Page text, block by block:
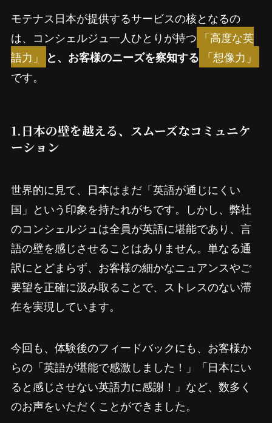
モテナス日本が提供するサービスの核となるの
は、コンシェルジュ一人ひとりが持つ 「高度な英
語力」
と、お客様のニーズを察知する
「想像力」
です。
1.日本の壁を越える、スムーズなコミュニケ
ーション
世界的に見て、日本はまだ「英語が通じにくい
国」という印象を持たれがちです。しかし、弊社
のコンシェルジュは全員が英語に堪能であり、言
語の壁を感じさせることはありません。単なる通
訳にとどまらず、お客様の細かなニュアンスやご
要望を正確に汲み取ることで、ストレスのない滞
在を実現しています。
今回も、体験後のフィードバックにも、お客様か
らの「英語が堪能で感激しました！」「日本にい
ると感じさせない英語力に感謝！」など、数多く
のお声をいただくことができました。